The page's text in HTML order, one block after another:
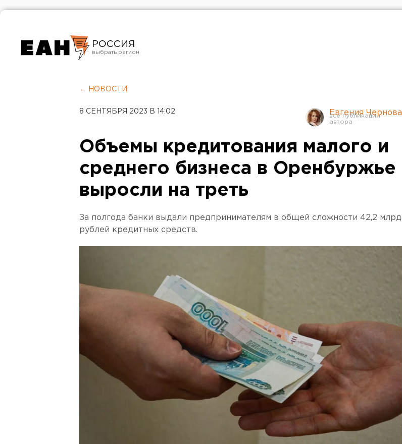
РОССИЯ
Челябинск
← НОВОСТИ
8 СЕНТЯБРЯ 2023 В 14:02 Евгения Чернова
Объемы кредитования малого и
среднего бизнеса в Оренбуржье
выросли на треть
За полгода банки выдали предпринимателям в общей сложности 42,2 млрд
рублей кредитных средств.